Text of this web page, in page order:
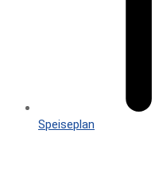
Speiseplan